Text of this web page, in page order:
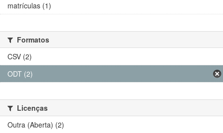
matrículas (1)
Formatos
CSV (2)
ODT (2)
Licenças
Outra (Aberta) (2)